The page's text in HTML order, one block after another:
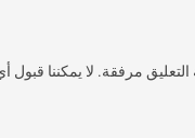
بقاء بطاقة التعليق مرفقة. لا